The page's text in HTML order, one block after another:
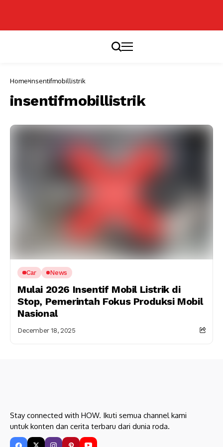
Home insentifmobillistrik
insentifmobillistrik
Car News
Mulai 2026 Insentif Mobil Listrik di
Stop, Pemerintah Fokus Produksi Mobil
Nasional
December 18, 2025
Stay connected with HOW. Ikuti semua channel kami
untuk konten dan cerita terbaru dari dunia roda.